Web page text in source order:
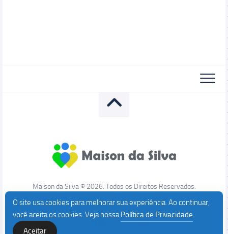
Maison da Silva © 2026. Todos os Direitos Reservados.
O site usa cookies para melhorar sua experiência. Ao continuar,
você aceita os cookies. Veja nossaPolítica de Privacidade.
Aceitar